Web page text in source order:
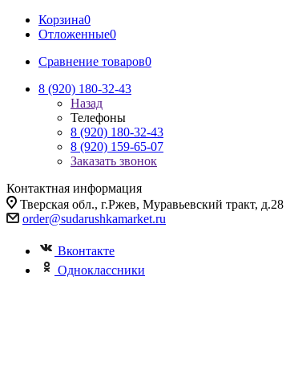
Корзина0
Отложенные0
Сравнение товаров0
8 (920) 180-32-43
Назад
Телефоны
8 (920) 180-32-43
8 (920) 159-65-07
Заказать звонок
Контактная информация
Тверская обл., г.Ржев, Муравьевский тракт, д.28
order@sudarushkamarket.ru
Вконтакте
Одноклассники